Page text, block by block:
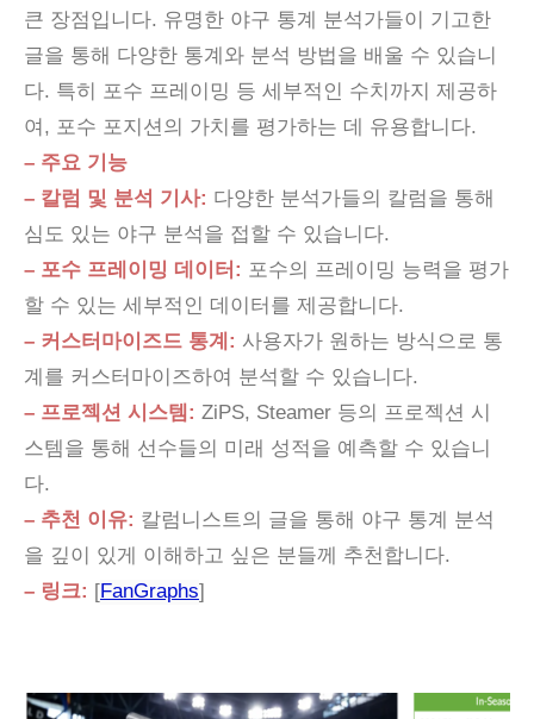
큰 장점입니다. 유명한 야구 통계 분석가들이 기고한
글을 통해 다양한 통계와 분석 방법을 배울 수 있습니
다. 특히 포수 프레이밍 등 세부적인 수치까지 제공하
여, 포수 포지션의 가치를 평가하는 데 유용합니다.
– 주요 기능
– 칼럼 및 분석 기사: 다양한 분석가들의 칼럼을 통해
심도 있는 야구 분석을 접할 수 있습니다.
– 포수 프레이밍 데이터: 포수의 프레이밍 능력을 평가
할 수 있는 세부적인 데이터를 제공합니다.
– 커스터마이즈드 통계: 사용자가 원하는 방식으로 통
계를 커스터마이즈하여 분석할 수 있습니다.
– 프로젝션 시스템: ZiPS, Steamer 등의 프로젝션 시
스템을 통해 선수들의 미래 성적을 예측할 수 있습니
다.
– 추천 이유: 칼럼니스트의 글을 통해 야구 통계 분석
을 깊이 있게 이해하고 싶은 분들께 추천합니다.
– 링크: [FanGraphs]